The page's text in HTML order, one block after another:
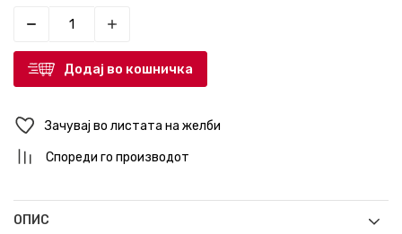
Додај во кошничка
Зачувај во листата на желби
Спореди го производот
ОПИС